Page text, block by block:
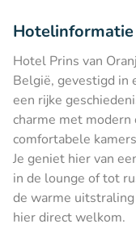
Hotelinformatie
Hotel Prins van
België, gevestigd in
een rijke
charme met
comfortabele
Je geniet hier van
in de lounge of tot
de warme
hier direct welkom.